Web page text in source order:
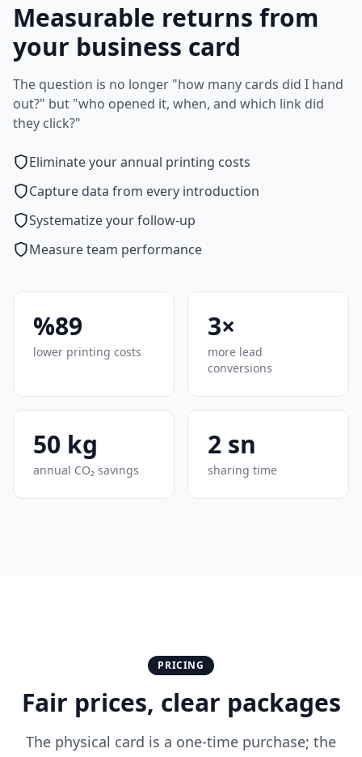
Measurable returns from
your business card
The question is no longer "how many cards did I hand
out?" but "who opened it, when, and which link did
they click?"
Eliminate your annual printing costs
Capture data from every introduction
Systematize your follow-up
Measure team performance
%89
lower printing costs
3×
more lead
conversions
50 kg
annual CO₂ savings
2 sn
sharing time
PRICING
Fair prices, clear packages
The physical card is a one-time purchase; the